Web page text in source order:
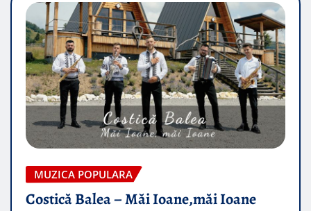
MUZICA POPULARA
Costică Balea – Măi Ioane,măi Ioane